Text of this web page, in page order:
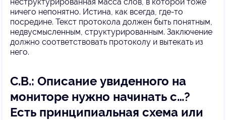
ничего непонятно. Истина, как всегда, где-то
посредине. Текст протокола должен быть понятным,
недвусмысленным, структурированным. Заключение
должно соответствовать протоколу и вытекать из
него.
С.В.: Описание увиденного на
мониторе нужно начинать с…?
Есть принципиальная схема или